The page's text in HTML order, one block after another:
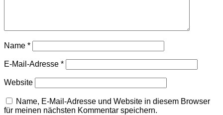
Name *
E-Mail-Adresse *
Website
Name, E-Mail-Adresse und Website in diesem Browser
für meinen nächsten Kommentar speichern.